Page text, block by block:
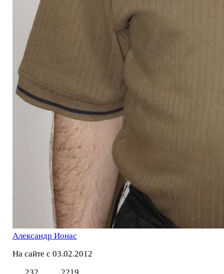
Александр Ионас
На сайте с 03.02.2012